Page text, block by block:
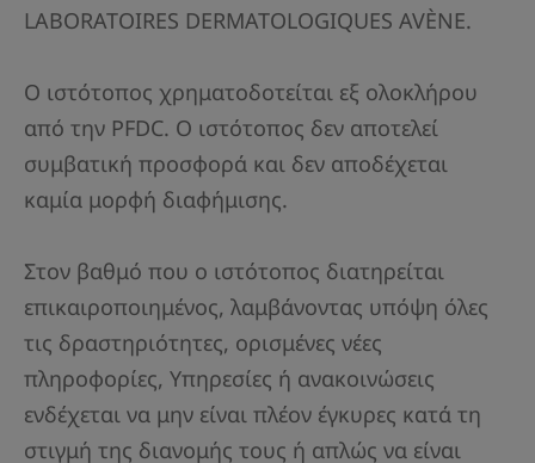
LABORATOIRES DERMATOLOGIQUES AVÈNE.
Ο ιστότοπος χρηματοδοτείται εξ ολοκλήρου
από την PFDC. Ο ιστότοπος δεν αποτελεί
συμβατική προσφορά και δεν αποδέχεται
καμία μορφή διαφήμισης.
Στον βαθμό που ο ιστότοπος διατηρείται
επικαιροποιημένος, λαμβάνοντας υπόψη όλες
τις δραστηριότητες, ορισμένες νέες
πληροφορίες, Υπηρεσίες ή ανακοινώσεις
ενδέχεται να μην είναι πλέον έγκυρες κατά τη
στιγμή της διανομής τους ή απλώς να είναι